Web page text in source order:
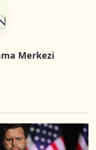
ile ilişkili
belirgin hayati
gelişmeleri, bu
ciddiyetinde ve
ışığında,
Merkezi